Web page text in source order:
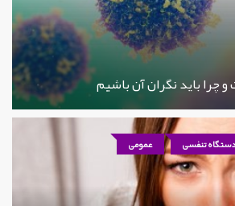
چرا باید نگران آن باشیم
دستگاه تنفسی عمومی